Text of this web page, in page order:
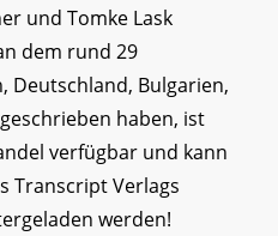
und Tomke Lask
dem rund 29
Deutschland, Bulgarien,
haben, ist
verfügbar und kann
Transcript Verlags
werden!